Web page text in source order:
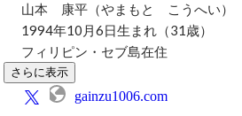
山本　康平（やまもと　こうへい）
1994年10月6日生まれ（31歳）
フィリピン・セブ島在住
さらに表示
gainzu1006.com